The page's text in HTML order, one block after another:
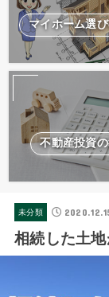
マイホーム選
不動産投資
未分類
相続した土